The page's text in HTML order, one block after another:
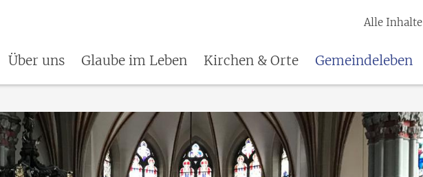
Alle Inhalte
Über uns Glaube im Leben Kirchen & Orte Gemeindeleben